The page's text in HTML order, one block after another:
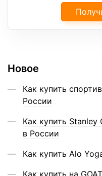
Новое
Как купить
России
Как купить
в России
Как купить Alo